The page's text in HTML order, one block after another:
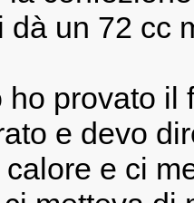
dà un 72 cc
ho provato il
e devo
e ci